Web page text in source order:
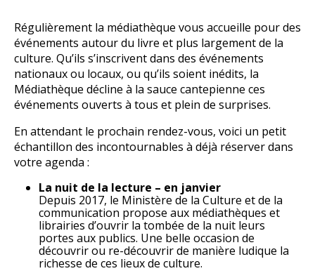
Régulièrement la médiathèque vous accueille pour des
événements autour du livre et plus largement de la
culture. Qu’ils s’inscrivent dans des événements
nationaux ou locaux, ou qu’ils soient inédits, la
Médiathèque décline à la sauce cantepienne ces
événements ouverts à tous et plein de surprises.
En attendant le prochain rendez-vous, voici un petit
échantillon des incontournables à déjà réserver dans
votre agenda :
La nuit de la lecture – en janvier
Depuis 2017, le Ministère de la Culture et de la
communication propose aux médiathèques et
librairies d’ouvrir la tombée de la nuit leurs
portes aux publics. Une belle occasion de
découvrir ou re-découvrir de manière ludique la
richesse de ces lieux de culture.